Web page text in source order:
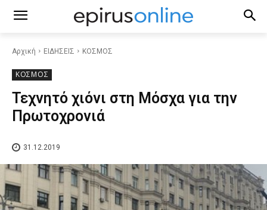
Αρχική ΕΙΔΗΣΕΙΣ ΚΟΣΜΟΣ
ΚΟΣΜΟΣ
Τεχνητό χιόνι στη Μόσχα για την
Πρωτοχρονιά
31.12.2019